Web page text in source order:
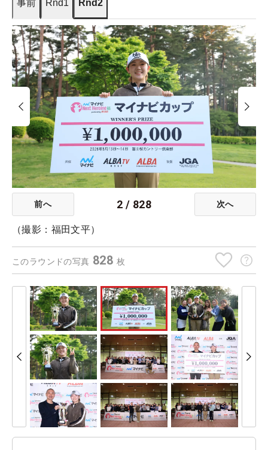
事前 Rnd1 Rnd2
前へ 2 / 828 次へ
（撮影：福田文平）
このラウンドの写真 828 枚